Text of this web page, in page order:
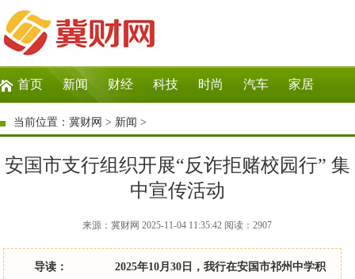
首页 新闻 财经 科技 时尚 汽车 家居
生活 教育 企业
当前位置：冀财网 > 新闻 >
安国市支行组织开展“反诈拒赌校园行” 集
中宣传活动
来源：冀财网 2025-11-04 11:35:42 阅读：2907
导读： 2025年10月30日，我行在安国市祁州中学积